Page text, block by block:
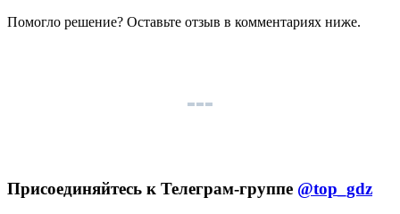
Помогло решение? Оставьте отзыв в комментариях ниже.
Присоединяйтесь к Телеграм-группе @top_gdz